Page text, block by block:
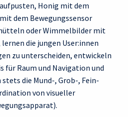
Honig mit dem
dem Bewegungssensor
oder Wimmelbilder mit
die jungen User:innen
zu unterscheiden, entwickeln
für Raum und Navigation und
die Mund-, Grob-, Fein-
von visueller